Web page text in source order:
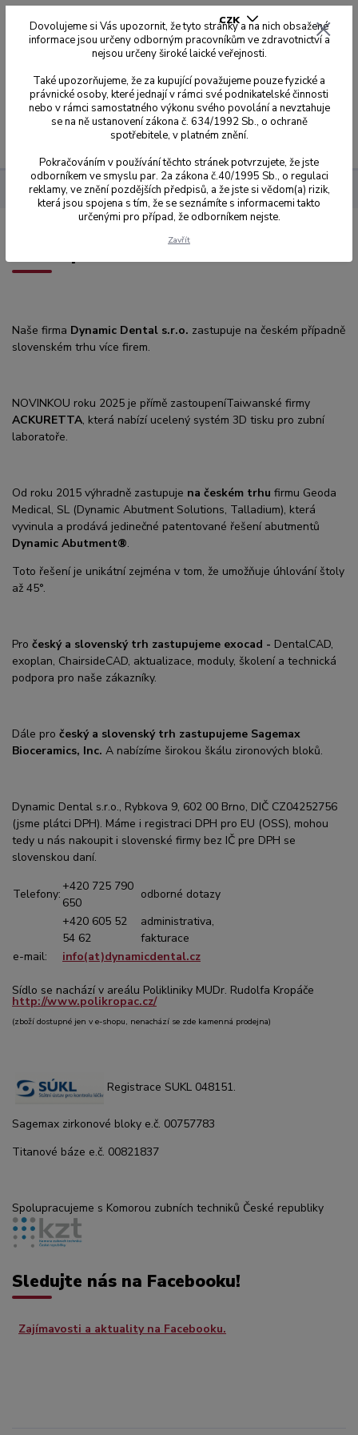
CZK
0,00 Kč
O NÁS
Naše firma Dynamic Dental s.r.o. zastupuje na českém případně
slovenském trhu více firem.
NOVINKOU roku 2025 je přímě zastoupeníTaiwanské firmy
ACKURETTA, která nabízí ucelený systém 3D tisku pro zubní
laboratoře.
Od roku 2015 výhradně zastupuje na českém trhu firmu Geoda
Medical, SL (Dynamic Abutment Solutions, Talladium), která
vyvinula a prodává jedinečné patentované řešení abutmentů
Dynamic Abutment®.
Toto řešení je unikátní zejména v tom, že umožňuje úhlování štoly
až 45°.
Pro český a slovenský trh zastupujeme exocad - DentalCAD,
exoplan, ChairsideCAD, aktualizace, moduly, školení a technická
podpora pro naše zákazníky.
Dále pro český a slovenský trh zastupujeme Sagemax
Bioceramics, Inc. A nabízíme širokou škálu zironových bloků.
Dynamic Dental s.r.o., Rybkova 9, 602 00 Brno, DIČ CZ04252756
(jsme plátci DPH). Máme i registraci DPH pro EU (OSS), mohou
tedy u nás nakoupit i slovenské firmy bez IČ pre DPH se
slovenskou daní.
Telefony:
+420 725 790
650
odborné dotazy
+420 605 52
54 62
administrativa,
fakturace
e-mail:
info(at)dynamicdental.cz
Sídlo se nachází v areálu Polikliniky MUDr. Rudolfa Kropáče
http://www.polikropac.cz/
(zboží dostupné jen v e-shopu, nenachází se zde kamenná prodejna)
Registrace SUKL 048151.
Sagemax zirkonové bloky e.č. 00757783
Titanové báze e.č. 00821837
Spolupracujeme s Komorou zubních techniků České republiky
Sledujte nás na Facebooku!
Zajímavosti a aktuality na Facebooku.
Dovolujeme si Vás upozornit, že tyto stránky a na nich obsažené
informace jsou určeny odborným pracovníkům ve zdravotnictví a
nejsou určeny široké laické veřejnosti.
Také upozorňujeme, že za kupující považujeme pouze fyzické a
právnické osoby, které jednají v rámci své podnikatelské činnosti
nebo v rámci samostatného výkonu svého povolání a nevztahuje
se na ně ustanovení zákona č. 634/1992 Sb., o ochraně
spotřebitele, v platném znění.
Pokračováním v používání těchto stránek potvrzujete, že jste
odborníkem ve smyslu par. 2a zákona č.40/1995 Sb., o regulaci
reklamy, ve znění pozdějších předpisů, a že jste si vědom(a) rizik,
která jsou spojena s tím, že se seznámíte s informacemi takto
určenými pro případ, že odborníkem nejste.
Zavřít